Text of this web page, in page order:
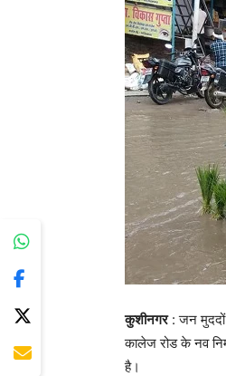
कुशीनगर: जन मुददों
कालेज रोड के नव
है।